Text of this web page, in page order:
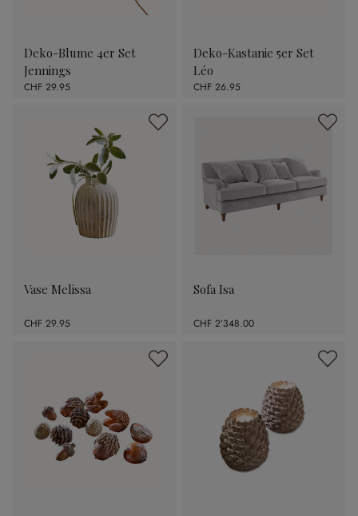
Deko-Blume 4er Set
Jennings
CHF 29.95
Deko-Kastanie 5er Set
Léo
CHF 26.95
Vase Melissa
CHF 29.95
Sofa Isa
CHF 2’348.00